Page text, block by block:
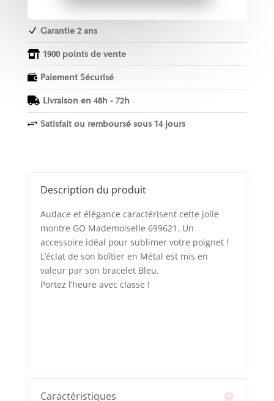
N Garantie 2 ans
 1900 points de vente
 Paiement Sécurisé
 Livraison en 48h - 72h
+ Satisfait ou remboursé sous 14 jours
Description du produit
Audace et élégance caractérisent cette jolie
montre GO Mademoiselle 699621. Un
accessoire idéal pour sublimer votre poignet !
L’éclat de son boîtier en Métal est mis en
valeur par son bracelet Bleu.
Portez l’heure avec classe !
Caractéristiques